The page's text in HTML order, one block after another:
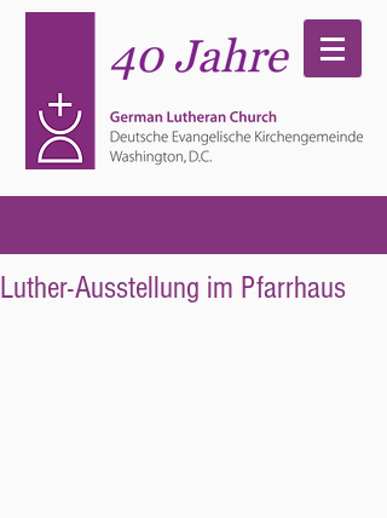
Luther-Ausstellung im Pfarrhaus